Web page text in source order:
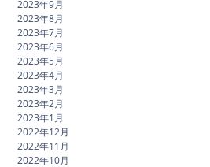
2023年9月
2023年8月
2023年7月
2023年6月
2023年5月
2023年4月
2023年3月
2023年2月
2023年1月
2022年12月
2022年11月
2022年10月